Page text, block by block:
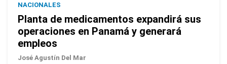
NACIONALES
Planta de medicamentos expandirá sus
operaciones en Panamá y generará
empleos
José Agustín Del Mar